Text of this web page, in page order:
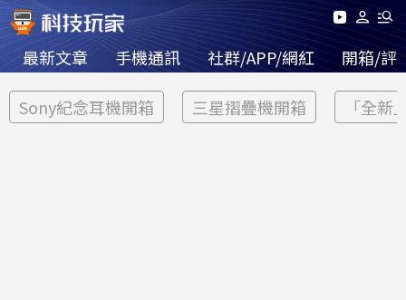
最新文章 手機通訊 社群/APP/網紅 開箱/評
Sony紀念耳機開箱 三星摺疊機開箱 「全新